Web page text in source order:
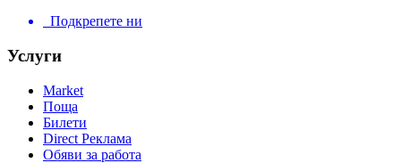
Подкрепете ни
Услуги
Market
Поща
Билети
Direct Реклама
Обяви за работа